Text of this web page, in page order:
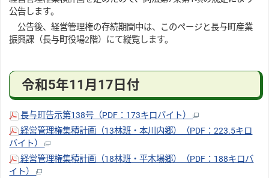
公告します。
公告後、経営管理権の存続期間中は、このページと長与町産業
振興課（長与町役場2階）にて縦覧します。
令和5年11月17日付
長与町告示第138号（PDF：173キロバイト）
経営管理権集積計画（13林班・本川内郷）（PDF：223.5キロ
バイト）
経営管理権集積計画（18林班・平木場郷）（PDF：188キロバ
イト）